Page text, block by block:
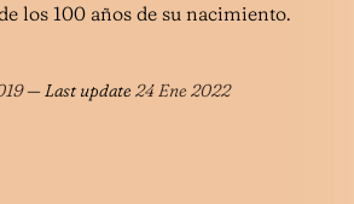
los 100 años de su nacimiento.
— Last update24 Ene 2022